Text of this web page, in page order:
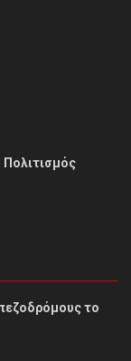
Πολιτισμός
το